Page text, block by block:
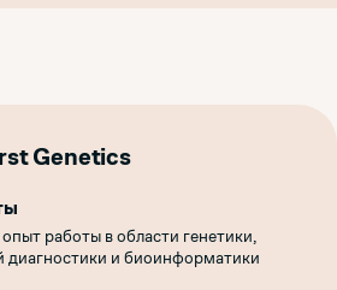
Genetics
работы в области генетики,
диагностики и биоинформатики